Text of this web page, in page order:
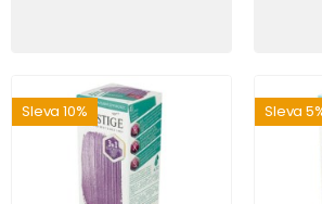
Sleva 10% Sleva